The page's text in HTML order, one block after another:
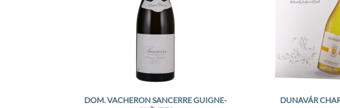
DOM. VACHERON SANCERRE GUIGNE-
DUNAVÁR